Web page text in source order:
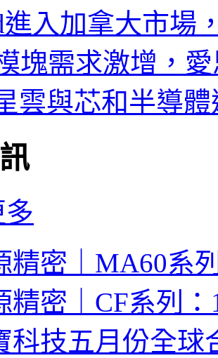
進入加拿大市場
塊需求激增，
雲與芯和半導
多
精密｜MA60系
精密｜CF系列：
科技五月份全球